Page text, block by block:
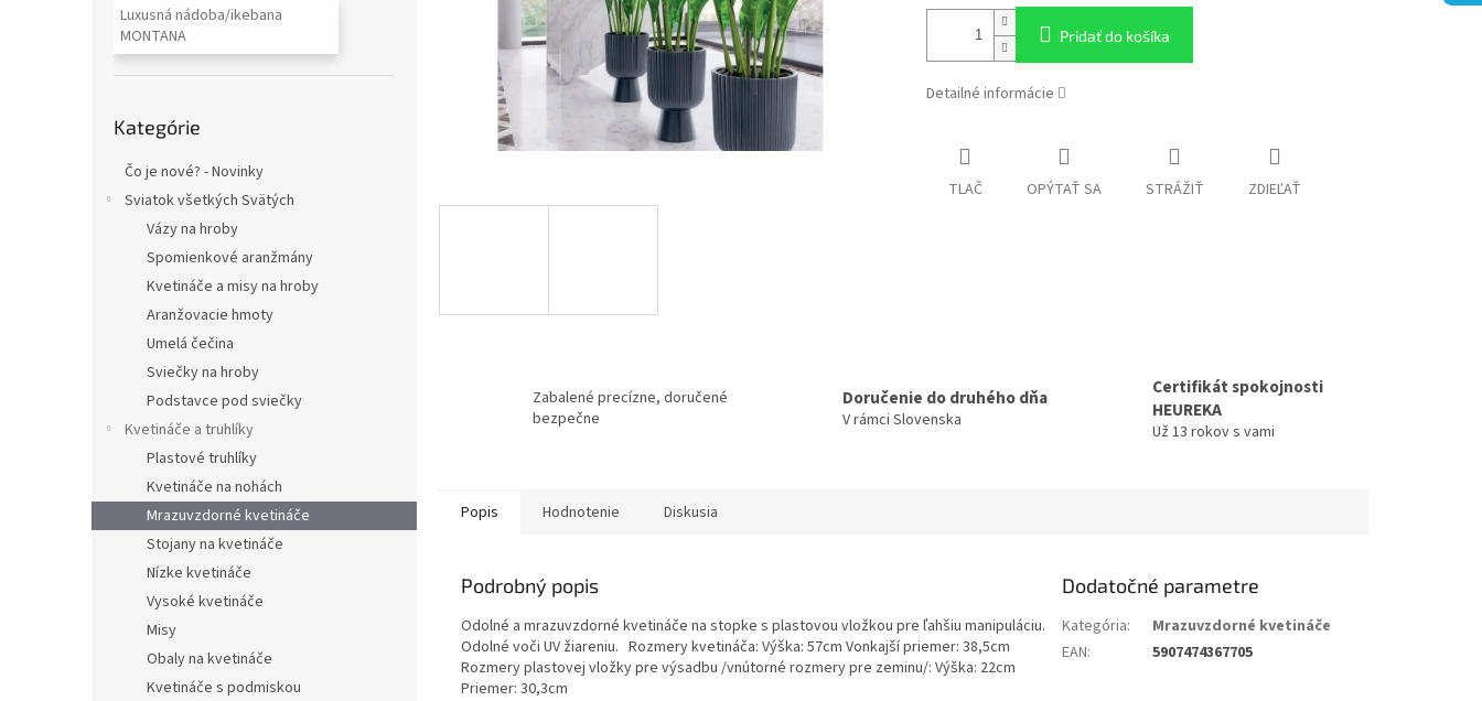
Luxusná nádoba/ikebana
MONTANA
kategórie
Kategórie
Čo je nové? - Novinky
Sviatok všetkých Svätých
Vázy na hroby
Spomienkové aranžmány
Kvetináče a misy na hroby
Aranžovacie hmoty
Umelá čečina
Sviečky na hroby
Podstavce pod sviečky
Kvetináče a truhlíky
Plastové truhlíky
Kvetináče na nohách
Mrazuvzdorné kvetináče
Stojany na kvetináče
Nízke kvetináče
Vysoké kvetináče
Misy
Obaly na kvetináče
Kvetináče s podmiskou
Pridať do košíka
Detailné informácie
TLAČ OPÝTAŤ SA STRÁŽIŤ ZDIEĽAŤ
Zabalené precízne, doručené
bezpečne
Doručenie do druhého dňa
V rámci Slovenska
Certifikát spokojnosti
HEUREKA
Už 13 rokov s vami
Popis Hodnotenie Diskusia
Podrobný popis
Odolné a mrazuvzdorné kvetináče na stopke s plastovou vložkou pre ľahšiu manipuláciu.
Odolné voči UV žiareniu. Rozmery kvetináča: Výška: 57cm Vonkajší priemer: 38,5cm
Rozmery plastovej vložky pre výsadbu /vnútorné rozmery pre zeminu/: Výška: 22cm
Priemer: 30,3cm
Dodatočné parametre
Kategória:
Mrazuvzdorné kvetináče
EAN: 5907474367705